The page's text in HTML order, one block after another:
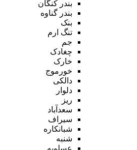
بندر کنگان
بندر گناوه
بنک
تنگ ارم
جم
چغادک
خارک
خورموج
دالکی
دلوار
ریز
سعدآباد
سیراف
شبانکاره
شنبه
عسلویه